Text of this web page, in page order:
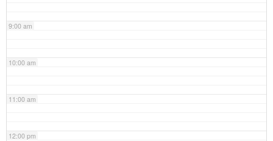
9:00 am
10:00 am
11:00 am
12:00 pm